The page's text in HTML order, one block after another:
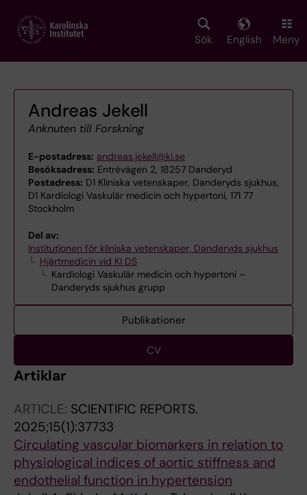
main
Sök English Meny
Andreas Jekell
Anknuten till Forskning
E-postadress: andreas.jekell@ki.se
Besöksadress: Entrévägen 2, 18257 Danderyd
Postadress: D1 Kliniska vetenskaper, Danderyds sjukhus,
D1 Kardiologi Vaskulär medicin och hypertoni, 171 77
Stockholm
Del av:
Institutionen för kliniska vetenskaper, Danderyds sjukhus
Hjärtmedicin vid KI DS
Kardiologi Vaskulär medicin och hypertoni –
Danderyds sjukhus grupp
Publikationer
CV
Artiklar
ARTICLE: SCIENTIFIC REPORTS.
2025;15(1):37733
Circulating vascular biomarkers in relation to
physiological indices of aortic stiffness and
endothelial function in hypertension